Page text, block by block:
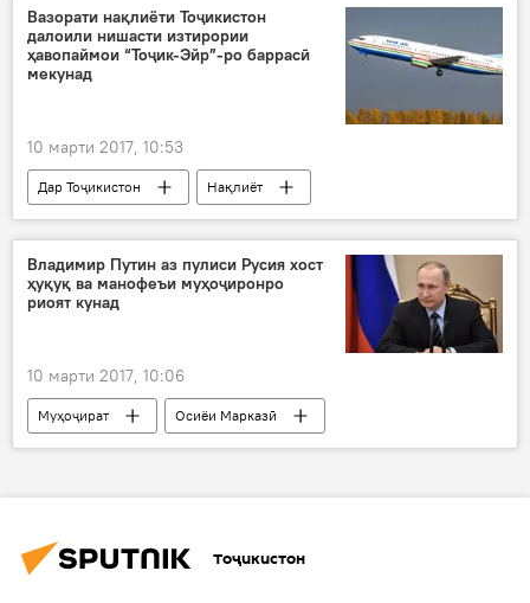
Сандуқи ҷамъияти СММ (UNFPA)
Бунгоҳи ҳамкориҳои байнулмиллалии Ҷопон (JICA)
хонавода
Вазорати нақлиёти Тоҷикистон
далоили нишасти изтирории
ҳавопаймои “Тоҷик-Эйр”-ро баррасӣ
мекунад
10 марти 2017, 10:53
Дар Тоҷикистон
Нақлиёт
Ҳамаи хабарҳо
Хуҷанд
Азамат Қурбонов
ширкати ҳавоии "Тоҷик Эйр"
Владимир Путин аз пулиси Русия хост
ҳуқуқ ва манофеъи муҳоҷиронро
риоят кунад
10 марти 2017, 10:06
Муҳоҷират
Осиёи Марказӣ
Ҳамаи хабарҳо
Владимир Путин
Тоҷикистон